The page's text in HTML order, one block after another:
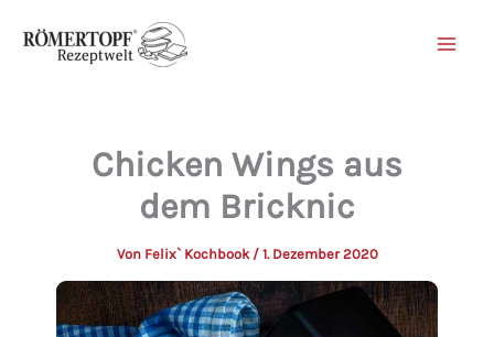
Inhalt
Chicken Wings aus
dem Bricknic
Von Felix` Kochbook / 1. Dezember 2020